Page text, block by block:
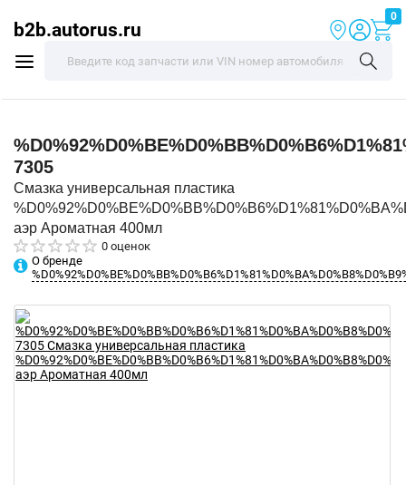
b2b.autorus.ru
0
7305
Смазка универсальная пластика
аэр Ароматная 400мл
0 оценок
О бренде